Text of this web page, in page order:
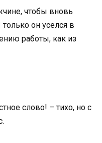
чтобы вновь
он уселся в
работы, как из
слово! – тихо, но с